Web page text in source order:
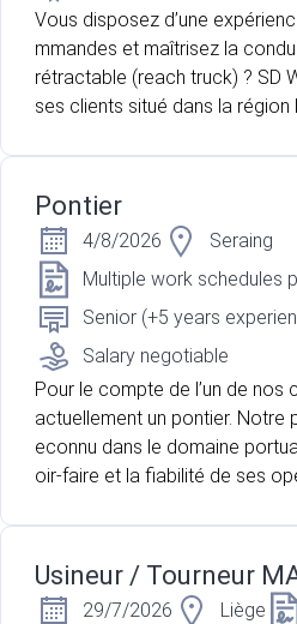
Vous disposez d’une
mmandes et maîtrisez la
rétractable (reach truck) ? SD
ses clients situé dans la région
ur renforcer ses équipes.
Pontier
4/8/2026
Seraing
Multiple work schedules
Senior (+5 years
Salary negotiable
Pour le compte de l’un de nos
actuellement un pontier. Notre
econnu dans le domaine
oir-faire et la fiabilité de ses
Usineur / Tourneur
29/7/2026 Liège